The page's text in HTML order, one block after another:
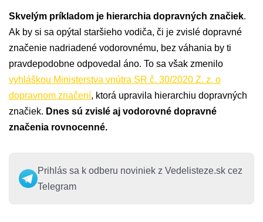
Skvelým príkladom je hierarchia dopravných značiek.
Ak by si sa opýtal staršieho vodiča, či je zvislé dopravné
značenie nadriadené vodorovnému, bez váhania by ti
pravdepodobne odpovedal áno. To sa však zmenilo
vyhláškou Ministerstva vnútra SR č. 30/2020 Z. z. o
dopravnom značení, ktorá upravila hierarchiu dopravných
značiek. Dnes sú zvislé aj vodorovné dopravné
značenia rovnocenné.
Prihlás sa k odberu noviniek z Vedelisteze.sk cez
Telegram